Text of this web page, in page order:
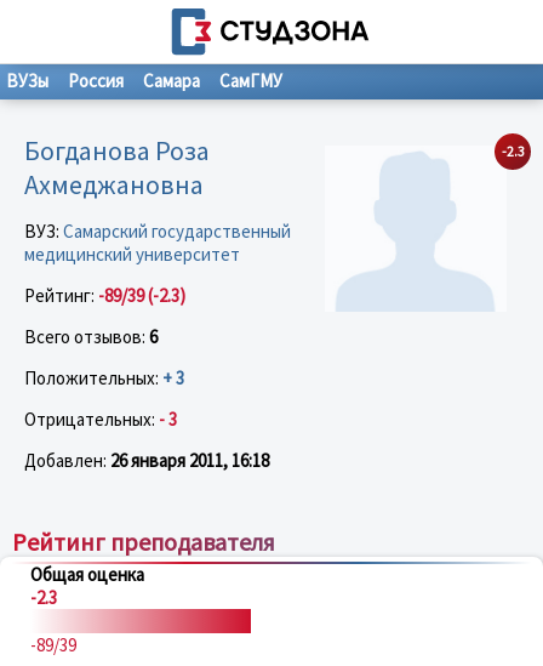
ВУЗы Россия Самара СамГМУ
-2.3
Богданова Роза
Ахмеджановна
ВУЗ: Самарский государственный
медицинский университет
Рейтинг: -89/39 (-2.3)
Всего отзывов: 6
Положительных: + 3
Отрицательных: - 3
Добавлен: 26 января 2011, 16:18
Рейтинг преподавателя
Общая оценка
-2.3
-89/39